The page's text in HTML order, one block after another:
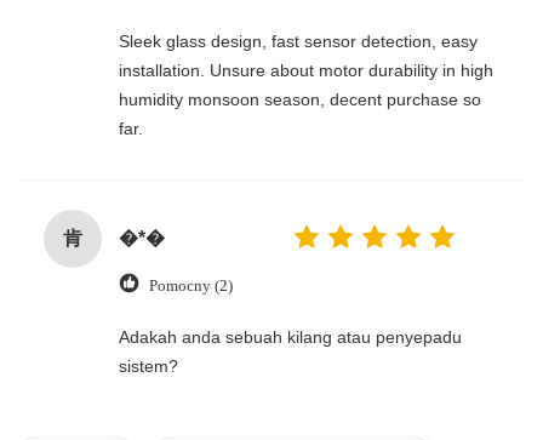
Sleek glass design, fast sensor detection, easy
installation. Unsure about motor durability in high
humidity monsoon season, decent purchase so
far.
肯 �*�
Pomocny (2)
Adakah anda sebuah kilang atau penyepadu
sistem?